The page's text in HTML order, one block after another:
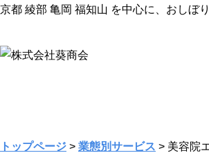
京都 綾部 亀岡 福知山 を中心に、おしぼ
トップページ > 業態別サービス > 美容院